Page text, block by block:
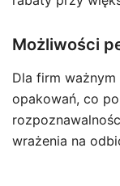
Możliwości
Dla firm
opakowań, co
wrażenia na